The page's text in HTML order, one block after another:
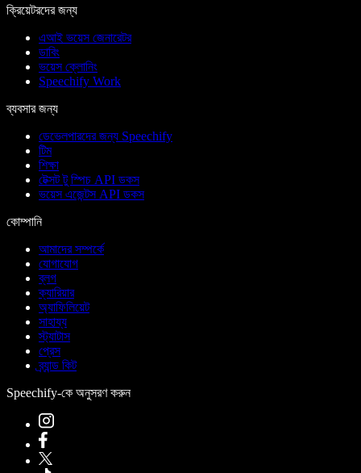
ক্রিয়েটরদের জন্য
এআই ভয়েস জেনারেটর
ডাবিং
ভয়েস ক্লোনিং
Speechify Work
ব্যবসার জন্য
ডেভেলপারদের জন্য Speechify
টিম
শিক্ষা
টেক্সট টু স্পিচ API ডকস
ভয়েস এজেন্টস API ডকস
কোম্পানি
আমাদের সম্পর্কে
যোগাযোগ
ব্লগ
ক্যারিয়ার
অ্যাফিলিয়েট
সাহায্য
স্ট্যাটাস
প্রেস
ব্র্যান্ড কিট
Speechify-কে অনুসরণ করুন